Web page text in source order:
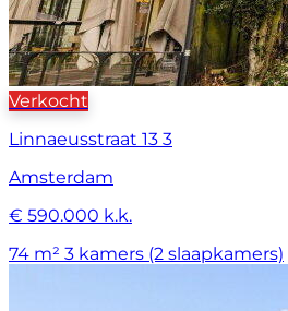
Verkocht
Linnaeusstraat 13 3
Amsterdam
€ 590.000 k.k.
74 m² 3 kamers (2 slaapkamers)